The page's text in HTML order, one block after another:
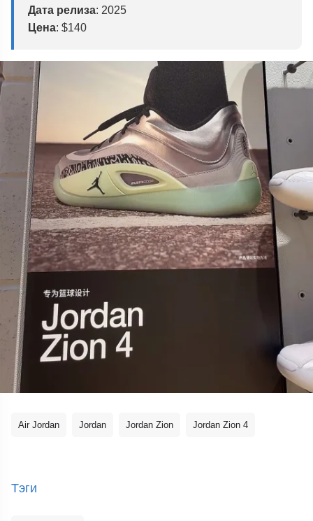
Дата релиза: 2025
Цена: $140
Air Jordan Jordan Jordan Zion Jordan Zion 4
Тэги